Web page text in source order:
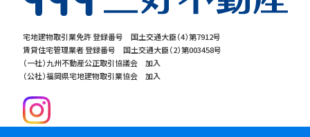
宅地建物取引業免許 登録番号 国土交通大臣（4）第7912号
賃貸住宅管理業者 登録番号 国土交通大臣（2）第003458号
（一社）九州不動産公正取引協議会 加入
（公社）福岡県宅地建物取引業協会 加入